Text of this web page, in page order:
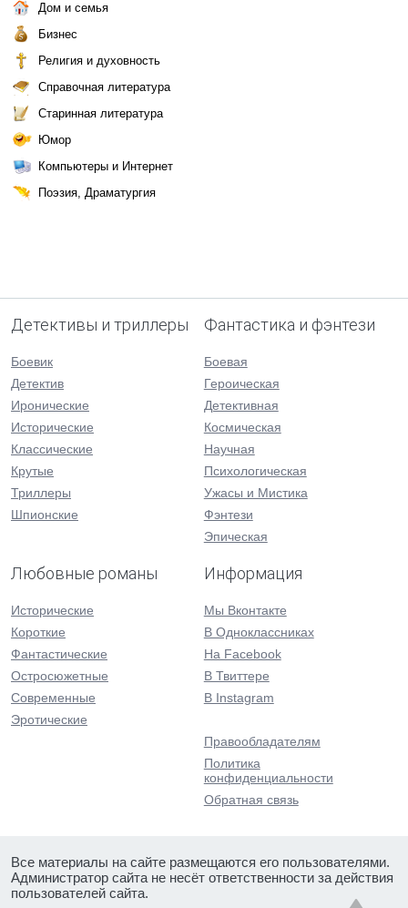
Дом и семья
Бизнес
Религия и духовность
Справочная литература
Старинная литература
Юмор
Компьютеры и Интернет
Поэзия, Драматургия
Детективы и триллеры
Боевик
Детектив
Иронические
Исторические
Классические
Крутые
Триллеры
Шпионские
Фантастика и фэнтези
Боевая
Героическая
Детективная
Космическая
Научная
Психологическая
Ужасы и Мистика
Фэнтези
Эпическая
Любовные романы
Исторические
Короткие
Фантастические
Остросюжетные
Современные
Эротические
Информация
Мы Вконтакте
В Одноклассниках
На Facebook
В Твиттере
В Instagram
Правообладателям
Политика
конфиденциальности
Обратная связь
Все материалы на сайте размещаются его пользователями.
Администратор сайта не несёт ответственности за действия
пользователей сайта.